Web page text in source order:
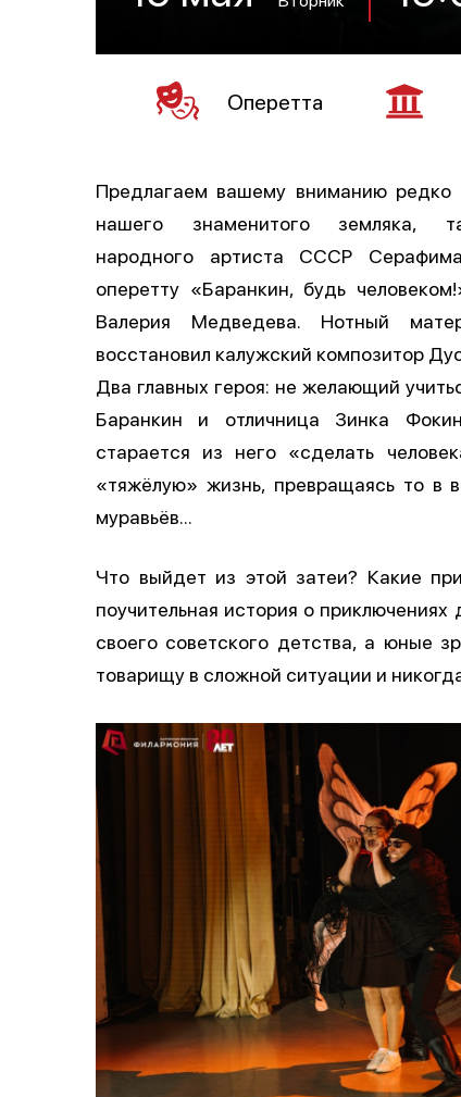
Оперетта
Предлагаем вашему вниманию редко
нашего знаменитого земляка,
народного артиста СССР
оперетту «Баранкин, будь
Валерия Медведева. Нотный
восстановил калужский композитор
Два главных героя: не желающий
Баранкин и отличница Зинка
старается из него «сделать
«тяжёлую» жизнь, превращаясь то в
муравьёв…
Что выйдет из этой затеи? Какие
поучительная история о
своего советского детства, а юные
товарищу в сложной ситуации и